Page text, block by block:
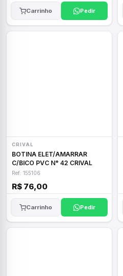
Carrinho Pedir
CRIVAL
BOTINA ELET/AMARRAR
C/BICO PVC N° 42 CRIVAL
Ref: 155106
R$ 76,00
Carrinho Pedir